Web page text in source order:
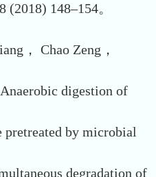
148–154。
， Chao Zeng，
digestion of
by microbial
degradation of